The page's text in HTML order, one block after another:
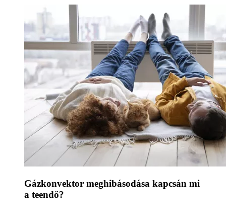
Gázkonvektor meghibásodása kapcsán mi
a teendő?